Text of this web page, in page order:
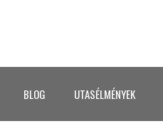
BLOG UTASÉLMÉNYEK